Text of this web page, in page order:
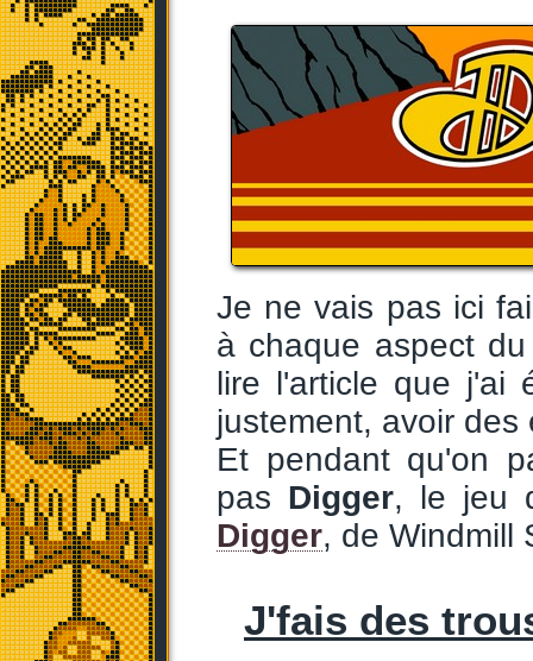
Je ne vais pas ici
à chaque aspect
lire l'article que j'ai
justement, avoir
Et pendant qu'on
pas Digger, le jeu
Digger, de Windmill
J'fais des